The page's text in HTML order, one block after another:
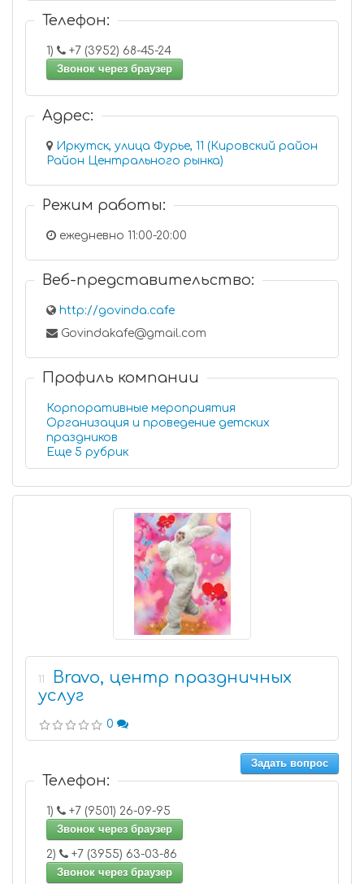
Телефон:
1)
+7 (3952) 68-45-24
Звонок через браузер
Адрес:
Иркутск, улица Фурье, 11 (Кировский район
Район Центрального рынка)
Режим работы:
ежедневно 11:00-20:00
Веб-представительство:
http://govinda.cafe
Govindakafe@gmail.com
Профиль компании
Корпоративные мероприятия
Организация и проведение детских
праздников
Еще 5 рубрик
11
Bravo, центр праздничных
услуг
0
Задать вопрос
Телефон:
1)
+7 (9501) 26-09-95
Звонок через браузер
2)
+7 (3955) 63-03-86
Звонок через браузер